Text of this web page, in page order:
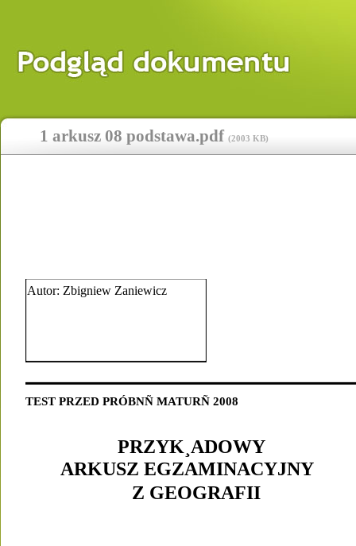
1 arkusz 08 podstawa.pdf (2003 KB)
Autor: Zbigniew Zaniewicz
TEST PRZED PRÓBNÑ MATURÑ 2008
PRZYK¸ADOWY
ARKUSZ EGZAMINACYJNY
Z GEOGRAFII